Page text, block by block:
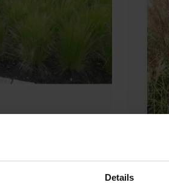
Details